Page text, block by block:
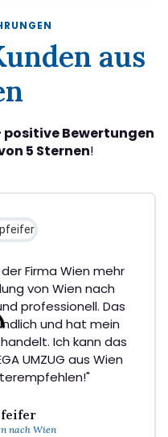
aus
positive Bewertungen
5 Sternen!
Firma Wien mehr
von Wien nach
professionell. Das
und hat mein
Ich kann das
UMZUG aus Wien
nach Wien